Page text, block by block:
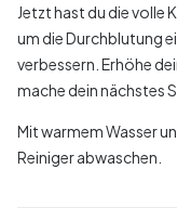
Jetzt hast du die volle
um die Durchblutung
verbessern. Erhöhe
mache dein nächstes
Mit warmem Wasser
Reiniger abwaschen.